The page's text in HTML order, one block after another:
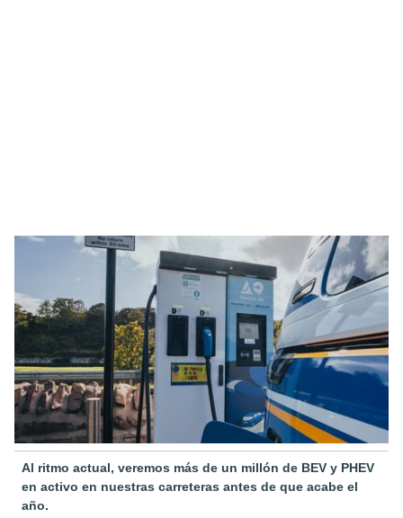
Al ritmo actual, veremos más de un millón de BEV y PHEV
en activo en nuestras carreteras antes de que acabe el
año.